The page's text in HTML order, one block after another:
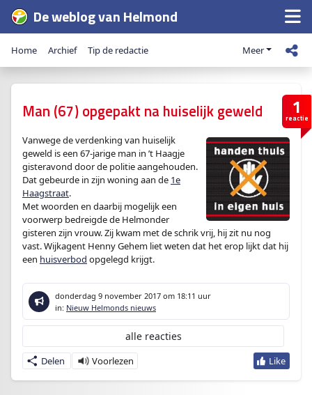
De weblog van Helmond
Home Archief Tip de redactie Meer
1
reactie
Man (67) opgepakt na huiselijk geweld
Vanwege de verdenking van huiselijk
geweld is een 67-jarige man in ’t Haagje
gisteravond door de politie aangehouden.
Dat gebeurde in zijn woning aan de 1e
Haagstraat.
Met woorden en daarbij mogelijk een
voorwerp bedreigde de Helmonder
gisteren zijn vrouw. Zij kwam met de schrik vrij, hij zit nu nog
vast. Wijkagent Henny Gehem liet weten dat het erop lijkt dat hij
een huisverbod opgelegd krijgt.
donderdag 9 november 2017 om 18:11 uur
in: Nieuw Helmonds nieuws
Delen
alle reacties